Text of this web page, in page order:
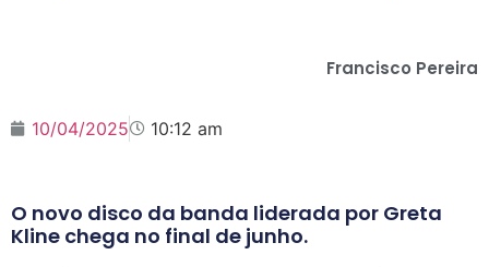
Francisco Pereira
10/04/2025 10:12 am
O novo disco da banda liderada por Greta
Kline chega no final de junho.